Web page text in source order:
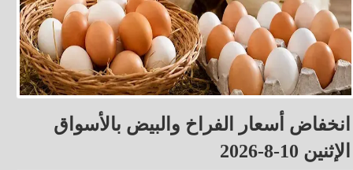
انخفاض أسعار الفراخ والبيض بالأسواق
الإثنين 10-8-2026